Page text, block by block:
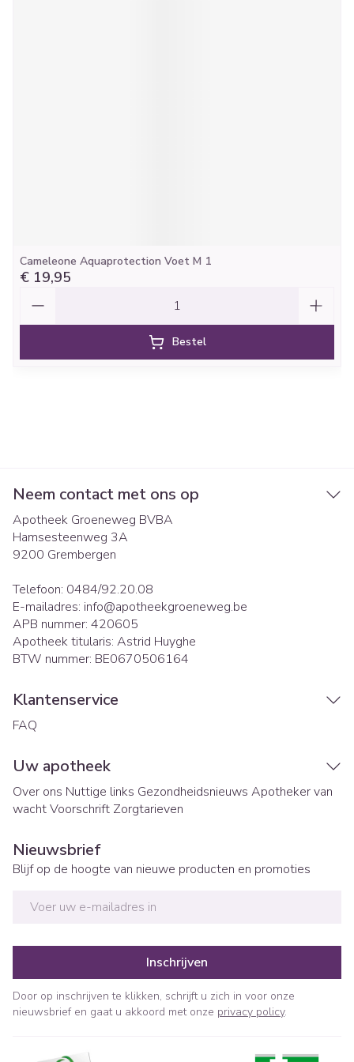
Cameleone Aquaprotection Voet M 1
€ 19,95
Bestel
Neem contact met ons op
Apotheek Groeneweg BVBA
Hamsesteenweg 3A
9200 Grembergen
Telefoon: 0484/92.20.08
E-mailadres: info@apotheekgroeneweg.be
APB nummer: 420605
Apotheek titularis: Astrid Huyghe
BTW nummer: BE0670506164
Klantenservice
FAQ
Uw apotheek
Over ons Nuttige links Gezondheidsnieuws Apotheker van
wachtVoorschrift Zorgtarieven
Nieuwsbrief
Blijf op de hoogte van nieuwe producten en promoties
Inschrijven
Door op inschrijven te klikken, schrijft u zich in voor onze
nieuwsbrief en gaat u akkoord met onze privacy policy.